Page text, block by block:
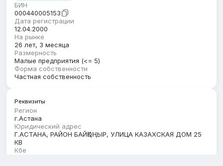
БИН
000440005153
Дата регистрации
12.04.2000
На рынке
26 лет, 3 месяца
Размерность
Малые предприятия (<= 5)
Форма собственности
Частная собственность
Реквизиты
Регион
г.Астана
Юридический адрес
Г.АСТАНА, РАЙОН БАЙҚОҢЫР, УЛИЦА КАЗАХСКАЯ ДОМ 25
КВ
Кбе